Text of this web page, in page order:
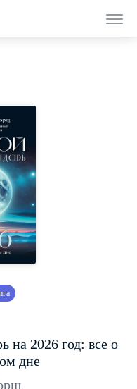
на 2026 год: все о
дне